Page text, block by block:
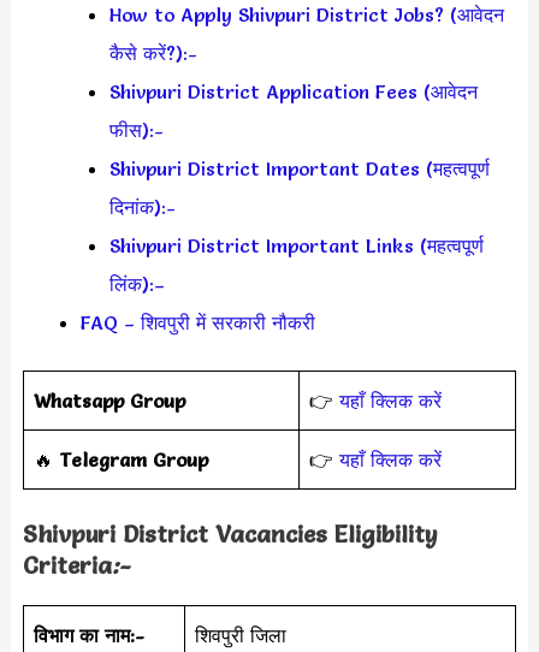
How to Apply Shivpuri District Jobs? (आवेदन
कैसे करें?):-
Shivpuri District Application Fees (आवेदन
फीस):-
Shivpuri District Important Dates (महत्वपूर्ण
दिनांक):-
Shivpuri District Important Links (महत्वपूर्ण
लिंक):–
FAQ – शिवपुरी में सरकारी नौकरी
Whatsapp Group 👉यहाँ क्लिक करें
‎️‍🔥 Telegram Group 👉यहाँ क्लिक करें
Shivpuri District Vacancies Eligibility
Criteria:-
विभाग का नाम:- शिवपुरी जिला